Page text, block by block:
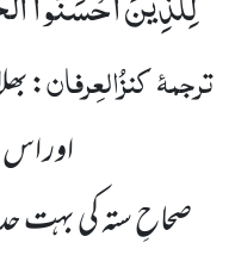
ترجمۂکنزُالعِرفان:
اور
صحاحِ ستہ کی بہت